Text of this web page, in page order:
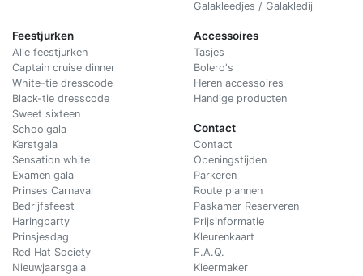
Galakleedjes / Galakledij
Feestjurken
Alle feestjurken
Captain cruise dinner
White-tie dresscode
Black-tie dresscode
Sweet sixteen
Schoolgala
Kerstgala
Sensation white
Examen gala
Prinses Carnaval
Bedrijfsfeest
Haringparty
Prinsjesdag
Red Hat Society
Nieuwjaarsgala
Accessoires
Tasjes
Bolero's
Heren accessoires
Handige producten
Contact
Contact
Openingstijden
Parkeren
Route plannen
Paskamer Reserveren
Prijsinformatie
Kleurenkaart
F.A.Q.
Kleermaker